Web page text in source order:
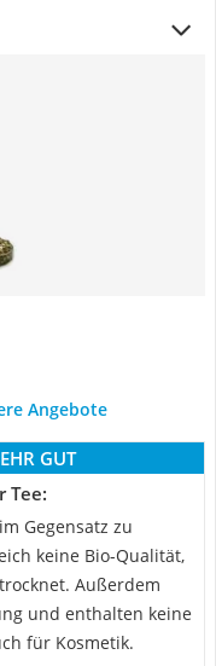
Angebote
GUT
Tee:
Gegensatz zu
keine Bio-Qualität,
Außerdem
und enthalten keine
für Kosmetik.